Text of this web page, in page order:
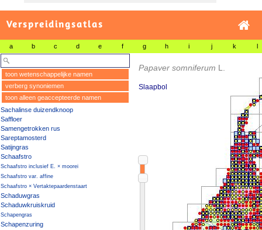
Verspreidingsatlas
a b c d e f g h i j k l
toon wetenschappelijke namen
verberg synoniemen
toon alleen geaccepteerde namen
Sachalinse duizendknoop
Saffloer
Samengetrokken rus
Sareptamosterd
Satijngras
Schaafstro
Schaafstro inclusief E. × moorei
Schaafstro var. affine
Schaafstro × Vertaktepaardenstaart
Schaduwgras
Schaduwkruiskruid
Schapengras
Schapenzuring
Papaver somniferum L.
Slaapbol